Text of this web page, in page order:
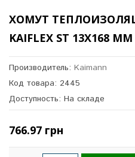
ХОМУТ
KAIFLEX ST 13X168 ММ
Производитель: Kaimann
Код товара: 2445
Доступность: На складе
766.97 грн